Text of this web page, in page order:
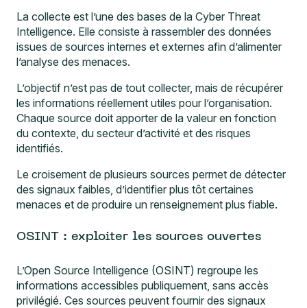
La collecte est l’une des bases de la Cyber Threat
Intelligence. Elle consiste à rassembler des données
issues de sources internes et externes afin d’alimenter
l’analyse des menaces.
L’objectif n’est pas de tout collecter, mais de récupérer
les informations réellement utiles pour l’organisation.
Chaque source doit apporter de la valeur en fonction
du contexte, du secteur d’activité et des risques
identifiés.
Le croisement de plusieurs sources permet de détecter
des signaux faibles, d’identifier plus tôt certaines
menaces et de produire un renseignement plus fiable.
OSINT : exploiter les sources ouvertes
L’Open Source Intelligence (OSINT) regroupe les
informations accessibles publiquement, sans accès
privilégié. Ces sources peuvent fournir des signaux